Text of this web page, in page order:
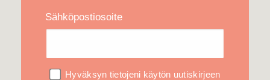
Sähköpostiosoite
Hyväksyn tietojeni käytön uutiskirjeen